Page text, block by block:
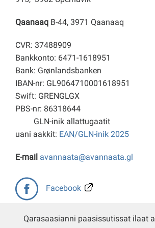
Qaanaaq B-44, 3971 Qaanaaq
CVR: 37488909
Bankkonto: 6471-1618951
Bank: Grønlandsbanken
IBAN-nr: GL9064710001618951
Swift: GRENGLGX
PBS-nr:
GLN-inik allattugaatit
uani aakkit: EAN/GLN-inik 2025
E-mail avannaata@avannaata.gl
Facebook
Qarasaasianni paasissutissat ilaat